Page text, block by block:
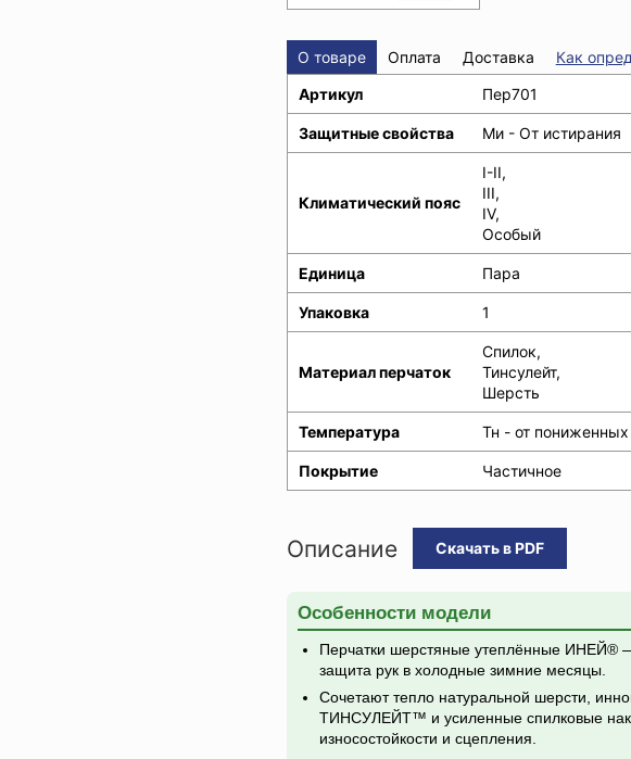
О товаре Оплата Доставка
Как
Артикул
Пер701
Защитные свойства Ми - От истирания
Климатический пояс
I-II,
III,
IV,
Особый
Единица Пара
Упаковка 1
Материал перчаток
Спилок,
Тинсулейт,
Шерсть
Температура Тн - от
Покрытие Частичное
Описание Скачать в PDF
Особенности модели
Перчатки шерстяные утеплённые ИНЕЙ®
защита рук в холодные зимние месяцы.
Сочетают тепло натуральной шерсти,
ТИНСУЛЕЙТ™ и усиленные спилковые
износостойкости и сцепления.